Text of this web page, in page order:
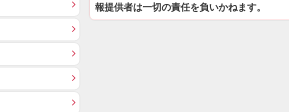
報提供者は一切の責任を負いかねます。